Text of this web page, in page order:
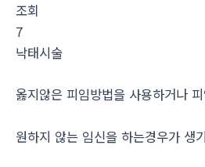
조회
7
낙­태시술
옳지않은 피임방법을 사용하거나
원하지 않는 임신을 하는경우가 생